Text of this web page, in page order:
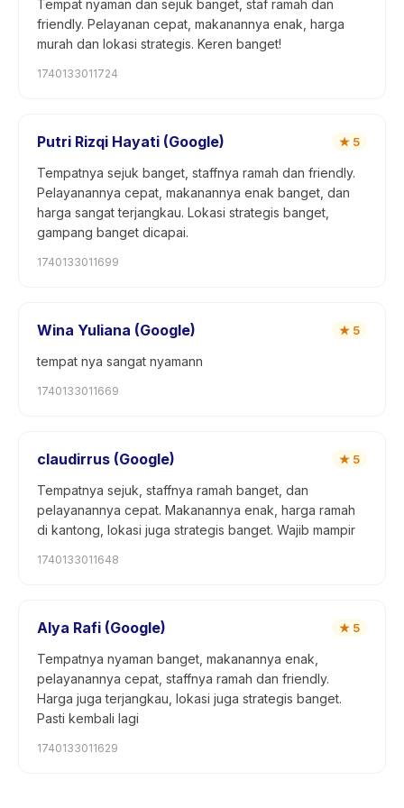
Tempat nyaman dan sejuk banget, staf ramah dan
friendly. Pelayanan cepat, makanannya enak, harga
murah dan lokasi strategis. Keren banget!
1740133011724
Putri Rizqi Hayati (Google) ★ 5
Tempatnya sejuk banget, staffnya ramah dan friendly.
Pelayanannya cepat, makanannya enak banget, dan
harga sangat terjangkau. Lokasi strategis banget,
gampang banget dicapai.
1740133011699
Wina Yuliana (Google) ★ 5
tempat nya sangat nyamann
1740133011669
claudirrus (Google) ★ 5
Tempatnya sejuk, staffnya ramah banget, dan
pelayanannya cepat. Makanannya enak, harga ramah
di kantong, lokasi juga strategis banget. Wajib mampir
1740133011648
Alya Rafi (Google) ★ 5
Tempatnya nyaman banget, makanannya enak,
pelayanannya cepat, staffnya ramah dan friendly.
Harga juga terjangkau, lokasi juga strategis banget.
Pasti kembali lagi
1740133011629